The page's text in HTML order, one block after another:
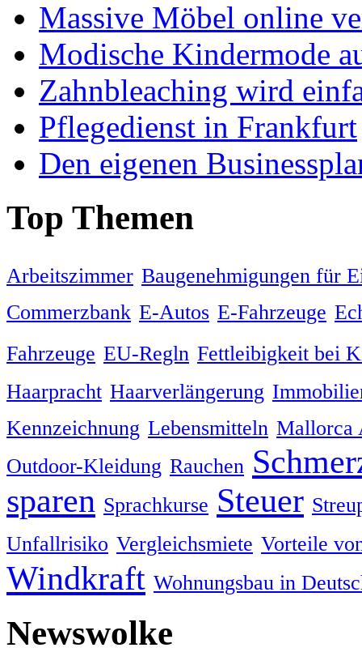
Massive Möbel online
Modische Kindermode
Zahnbleaching wird
Pflegedienst in Frankfurt
Den eigenen
Top Themen
Arbeitszimmer Baugenehmigungen für
Commerzbank E-Autos E-Fahrzeuge
Fahrzeuge EU-Regln Fettleibigkeit bei
Haarpracht Haarverlängerung
Kennzeichnung Lebensmitteln Mallorca
Outdoor-Kleidung Rauchen
sparen Sprachkurse Steuer
Unfallrisiko Vergleichsmiete Vorteile
Windkraft Wohnungsbau in
Newswolke